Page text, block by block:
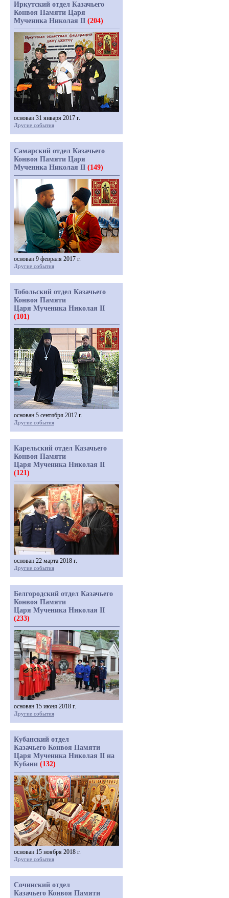
Иркутский отдел Казачьего
Конвоя Памяти Царя
Мученика Николая II (204)
основан 31 января 2017 г.
Другие события
Самарский отдел Казачьего
Конвоя Памяти Царя
Мученика Николая II (149)
основан 9 февраля 2017 г.
Другие события
Тобольский отдел Казачьего
Конвоя Памяти
Царя Мученика Николая II
(101)
основан 5 сентября 2017 г.
Другие события
Карельский отдел Казачьего
Конвоя Памяти
Царя Мученика Николая II
(121)
основан 22 марта 2018 г.
Другие события
Белгородский отдел Казачьего
Конвоя Памяти
Царя Мученика Николая II
(233)
основан 15 июня 2018 г.
Другие события
Кубанский отдел
Казачьего Конвоя Памяти
Царя Мученика Николая II на
Кубани (132)
основан 15 ноября 2018 г.
Другие события
Сочинский отдел
Казачьего Конвоя Памяти